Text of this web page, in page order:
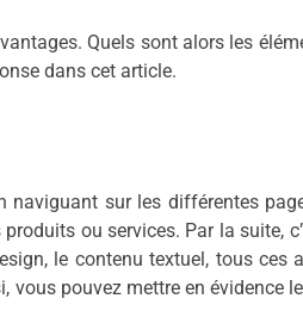
Quels sont alors les
dans cet article.
sur les différentes
ou services. Par la suite,
le contenu textuel, tous ces
vous pouvez mettre en évidence